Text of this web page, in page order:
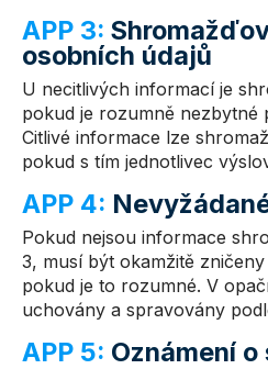
APP 3:
osobních údajů
U necitlivých informací je
pokud je rozumně nezbytné
Citlivé informace lze
pokud s tím jednotlivec
APP 4:
Pokud nejsou informace
3, musí být okamžitě
pokud je to rozumné. V
uchovány a spravovány
APP 5: Oznámení